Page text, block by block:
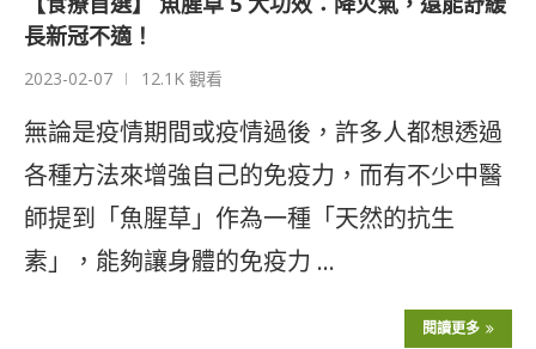
長新冠不適！
2023-02-07 12.1K 觀看
無論是疫情期間或疫情過後，許多人都想透過
各種方法來增強自己的免疫力，而有不少中醫
師提到「魚腥草」作為一種「天然的抗生
素」，能夠讓身體的免疫力 …
閱讀更多